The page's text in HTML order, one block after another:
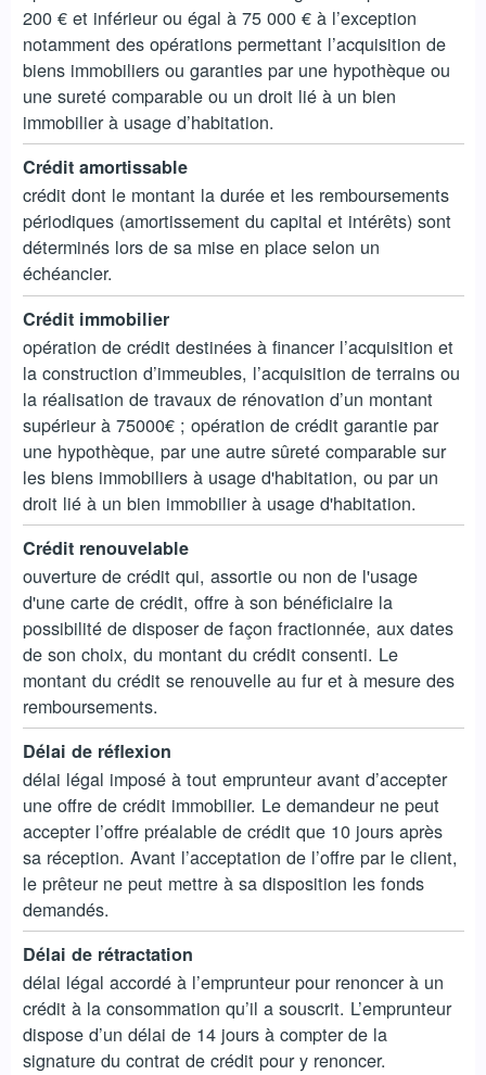
200 € et inférieur ou égal à 75 000 € à l’exception
notamment des opérations permettant l’acquisition de
biens immobiliers ou garanties par une hypothèque ou
une sureté comparable ou un droit lié à un bien
immobilier à usage d’habitation.
Crédit amortissable
crédit dont le montant la durée et les remboursements
périodiques (amortissement du capital et intérêts) sont
déterminés lors de sa mise en place selon un
échéancier.
Crédit immobilier
opération de crédit destinées à financer l’acquisition et
la construction d’immeubles, l’acquisition de terrains ou
la réalisation de travaux de rénovation d’un montant
supérieur à 75000€ ; opération de crédit garantie par
une hypothèque, par une autre sûreté comparable sur
les biens immobiliers à usage d'habitation, ou par un
droit lié à un bien immobilier à usage d'habitation.
Crédit renouvelable
ouverture de crédit qui, assortie ou non de l'usage
d'une carte de crédit, offre à son bénéficiaire la
possibilité de disposer de façon fractionnée, aux dates
de son choix, du montant du crédit consenti. Le
montant du crédit se renouvelle au fur et à mesure des
remboursements.
Délai de réflexion
délai légal imposé à tout emprunteur avant d’accepter
une offre de crédit immobilier. Le demandeur ne peut
accepter l’offre préalable de crédit que 10 jours après
sa réception. Avant l’acceptation de l’offre par le client,
le prêteur ne peut mettre à sa disposition les fonds
demandés.
Délai de rétractation
délai légal accordé à l’emprunteur pour renoncer à un
crédit à la consommation qu’il a souscrit. L’emprunteur
dispose d’un délai de 14 jours à compter de la
signature du contrat de crédit pour y renoncer.